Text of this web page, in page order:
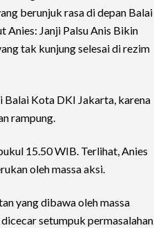
berunjuk rasa di depan Balai
Janji Palsu Anis Bikin
tak kunjung selesai di rezim
Kota DKI Jakarta, karena
rampung.
15.50 WIB. Terlihat, Anies
oleh massa aksi.
yang dibawa oleh massa
setumpuk permasalahan